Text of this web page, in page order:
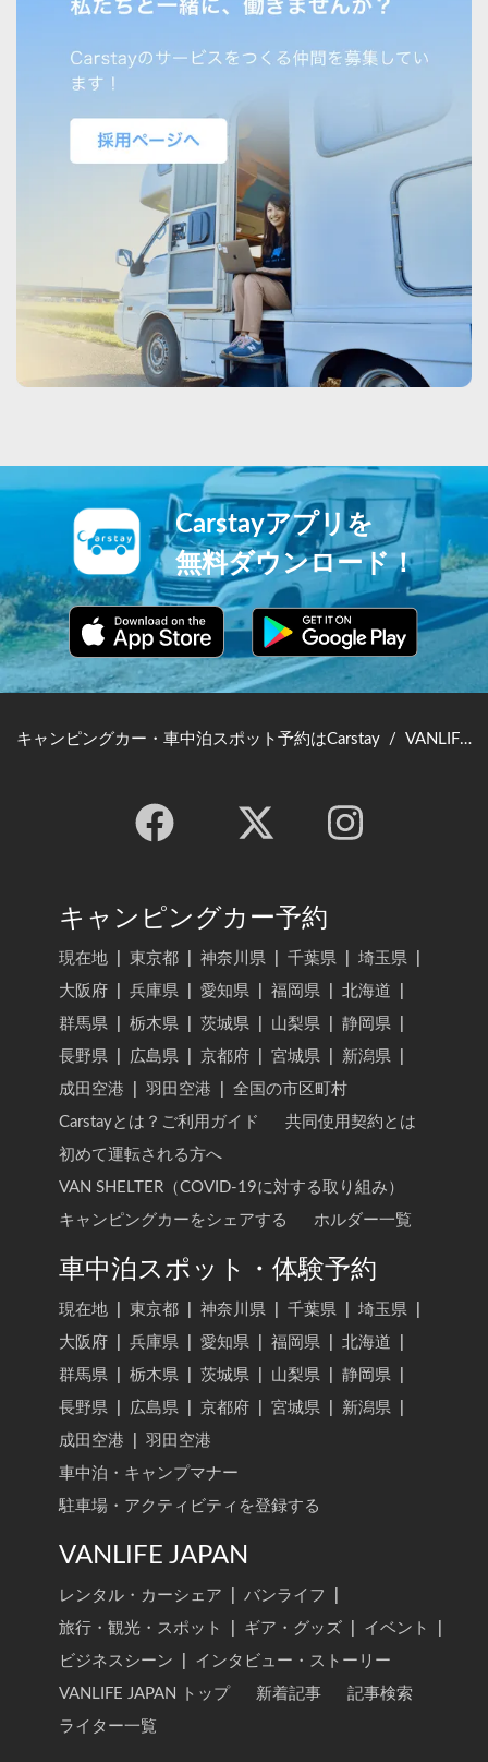
Carstayアプリを
無料ダウンロード！
キャンピングカー・車中泊スポット予約はCarstay / VANLIFE JAPAN TOP
キャンピングカー予約
現在地 東京都 神奈川県 千葉県 埼玉県
大阪府
兵庫県 愛知県 福岡県 北海道
群馬県
栃木県 茨城県 山梨県 静岡県
長野県
広島県 京都府 宮城県 新潟県
成田空港
羽田空港
全国の市区町村
Carstayとは？ご利用ガイド
共同使用契約とは
初めて運転される方へ
VAN SHELTER（COVID-19に対する取り組み）
キャンピングカーをシェアする
ホルダー一覧
車中泊スポット・体験予約
現在地 東京都 神奈川県 千葉県 埼玉県
大阪府
兵庫県 愛知県 福岡県 北海道
群馬県
栃木県 茨城県 山梨県 静岡県
長野県
広島県 京都府 宮城県 新潟県
成田空港
羽田空港
車中泊・キャンプマナー
駐車場・アクティビティを登録する
VANLIFE JAPAN
レンタル・カーシェア バンライフ
旅行・観光・スポット
ギア・グッズ イベント
ビジネスシーン
インタビュー・ストーリー
VANLIFE JAPAN トップ
新着記事
記事検索
ライター一覧